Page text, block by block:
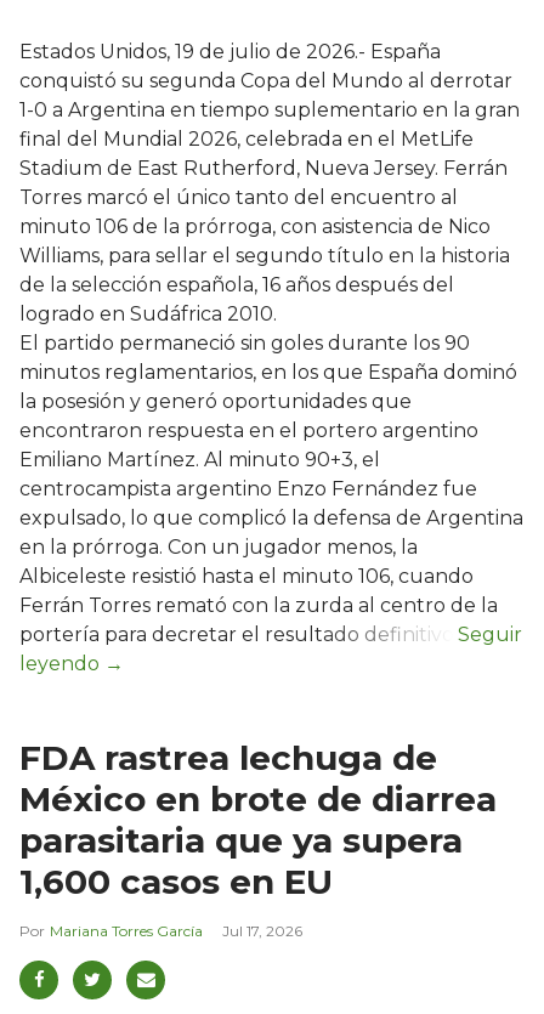
Estados Unidos, 19 de julio de 2026.- España
conquistó su segunda Copa del Mundo al derrotar
1-0 a Argentina en tiempo suplementario en la gran
final del Mundial 2026, celebrada en el MetLife
Stadium de East Rutherford, Nueva Jersey. Ferrán
Torres marcó el único tanto del encuentro al
minuto 106 de la prórroga, con asistencia de Nico
Williams, para sellar el segundo título en la historia
de la selección española, 16 años después del
logrado en Sudáfrica 2010.
El partido permaneció sin goles durante los 90
minutos reglamentarios, en los que España dominó
la posesión y generó oportunidades que
encontraron respuesta en el portero argentino
Emiliano Martínez. Al minuto 90+3, el
centrocampista argentino Enzo Fernández fue
expulsado, lo que complicó la defensa de Argentina
en la prórroga. Con un jugador menos, la
Albiceleste resistió hasta el minuto 106, cuando
Ferrán Torres remató con la zurda al centro de la
portería para decretar el resultado definitivo.
FDA rastrea lechuga de
México en brote de diarrea
parasitaria que ya supera
1,600 casos en EU
Mariana Torres García Jul 17, 2026